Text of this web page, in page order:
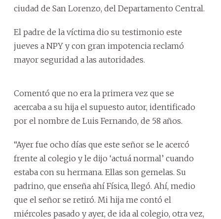
ciudad de San Lorenzo, del Departamento Central.
El padre de la víctima dio su testimonio este
jueves a NPY y con gran impotencia reclamó
mayor seguridad a las autoridades.
Comentó que no era la primera vez que se
acercaba a su hija el supuesto autor, identificado
por el nombre de Luis Fernando, de 58 años.
“Ayer fue ocho días que este señor se le acercó
frente al colegio y le dijo ‘actuá normal’ cuando
estaba con su hermana. Ellas son gemelas. Su
padrino, que enseña ahí Física, llegó. Ahí, medio
que el señor se retiró. Mi hija me contó el
miércoles pasado y ayer, de ida al colegio, otra vez,